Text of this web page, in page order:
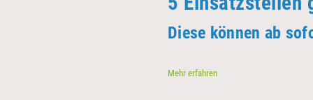
Diese können ab
Mehr erfahrenMACH